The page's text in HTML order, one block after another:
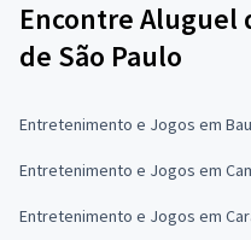
Encontre Aluguel
de São Paulo
Entretenimento e Jogos em
Entretenimento e Jogos em
Entretenimento e Jogos em